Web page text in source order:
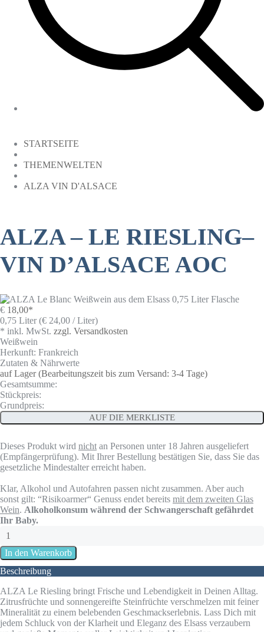
STARTSEITE
THEMENWELTEN
ALZA VIN D'ALSACE
ALZA – LE RIESLING–
VIN D’ALSACE AOC
€ 18,00*
0,75 Liter (€ 24,00 / Liter)
* inkl. MwSt. zzgl. Versandkosten
Weißwein
Herkunft: Frankreich
Zutaten & Nährwerte
auf Lager(Bearbeitungszeit bis zum Versand: 3-4 Tage)
Gesamtsumme:
Stückpreis:
Grundpreis:
AUF DIE MERKLISTE
Dieses Produkt wird nicht an Personen unter 18 Jahren ausgeliefert
(Empfängerprüfung). Mit Ihrer Bestellung bestätigen Sie, dass Sie das
gesetzliche Mindestalter erreicht haben.
Klar, Alkohol und Autofahren passen nicht zusammen. Aber auch
sonst gilt: “Risikoarmer“ Genuss endet bereits mit dem zweiten Glas
Wein. Alkoholkonsum während der Schwangerschaft gefährdet
Ihr Baby.
Beschreibung
ALZA Le Riesling bringt Frische und Lebendigkeit in Deinen Alltag.
Zitrusfrüchte und sonnengereifte Steinfrüchte verschmelzen mit feiner
Mineralität zu einem belebenden Geschmackserlebnis. Lass Dich mit
jedem Schluck von der Klarheit und Eleganz des Elsass verzaubern